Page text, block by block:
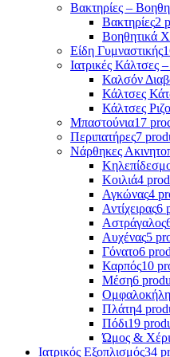
Βακτηρίες –
Βακτηρίες2
Βοηθητικά
Είδη Γυμναστικής
Ιατρικές Κάλτσες
Καλσόν
Κάλτσες
Κάλτσες
Μπαστούνια17
Περιπατήρες7
Νάρθηκες
Κοιλιά4
Αγκώνας4
Αντίχειρας6
Αστράγαλος
Αυχένας5
Γόνατο6
Καρπός10
Μέση6
Ομφαλοκήλη
Πλάτη4
Πόδι19
Ώμος & Χέρι
Ιατρικός Εξοπλισμός34